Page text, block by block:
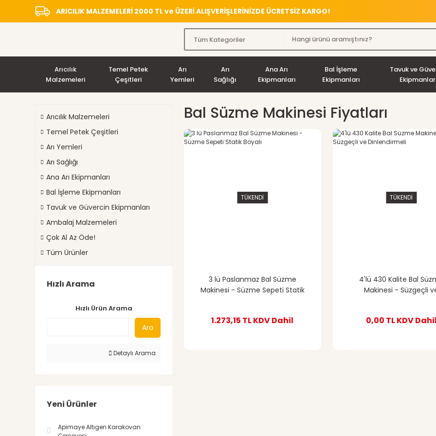
ARICILIK MALZEMELERİ 2000 TL ve ÜZERİ ALIŞVERİŞLERİNİZDE ÜCRETSİZ KARGO!
Arıcılık
Malzemeleri
Temel Petek
Çeşitleri
Arı
Yemleri
Arı
Sağlığı
Ana Arı
Ekipmanları
Bal İşleme
Ekipmanları
Tavuk ve
Arıcılık Malzemeleri
Temel Petek Çeşitleri
Arı Yemleri
Arı Sağlığı
Ana Arı Ekipmanları
Bal İşleme Ekipmanları
Tavuk ve Güvercin Ekipmanları
Ambalaj Malzemeleri
Çok Al Az Öde!
Tüm Ürünler
Hızlı Arama
Hızlı Ürün Arama
Ara
Detaylı Arama
Yeni Ürünler
Apimaye Altıgen Karakovan
Bal Süzme Makinesi Fiyatları
TÜKENDİ
3 lü Paslanmaz Bal Süzme
Makinesi - Süzme Sepeti Statik
1.273,15 TLKDV Dahil
TÜKENDİ
4'lü 430 Kalite Bal
Makinesi - Süzgeçli
0,00 TLKDV Dahil